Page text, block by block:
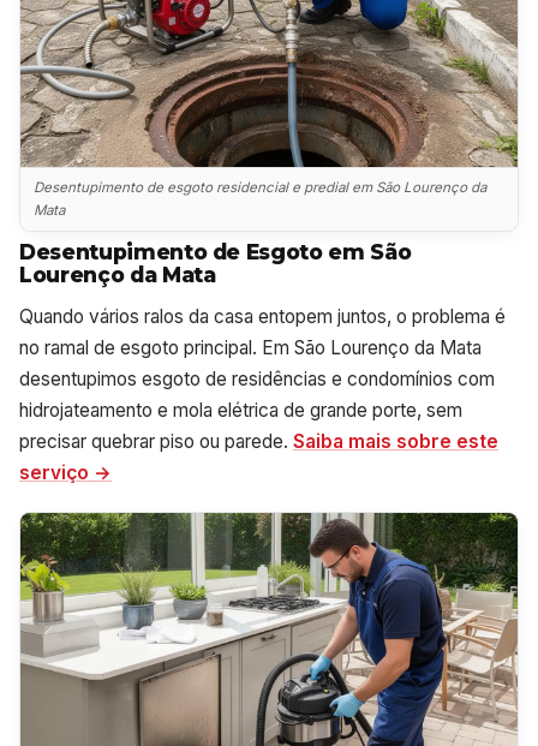
Desentupimento de esgoto residencial e predial em São Lourenço da
Mata
Desentupimento de Esgoto em São
Lourenço da Mata
Quando vários ralos da casa entopem juntos, o problema é
no ramal de esgoto principal. Em São Lourenço da Mata
desentupimos esgoto de residências e condomínios com
hidrojateamento e mola elétrica de grande porte, sem
precisar quebrar piso ou parede. Saiba mais sobre este
serviço →